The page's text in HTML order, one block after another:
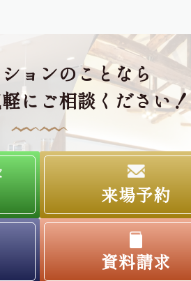
ョンのことなら
にご相談ください！
来場予約
資料請求